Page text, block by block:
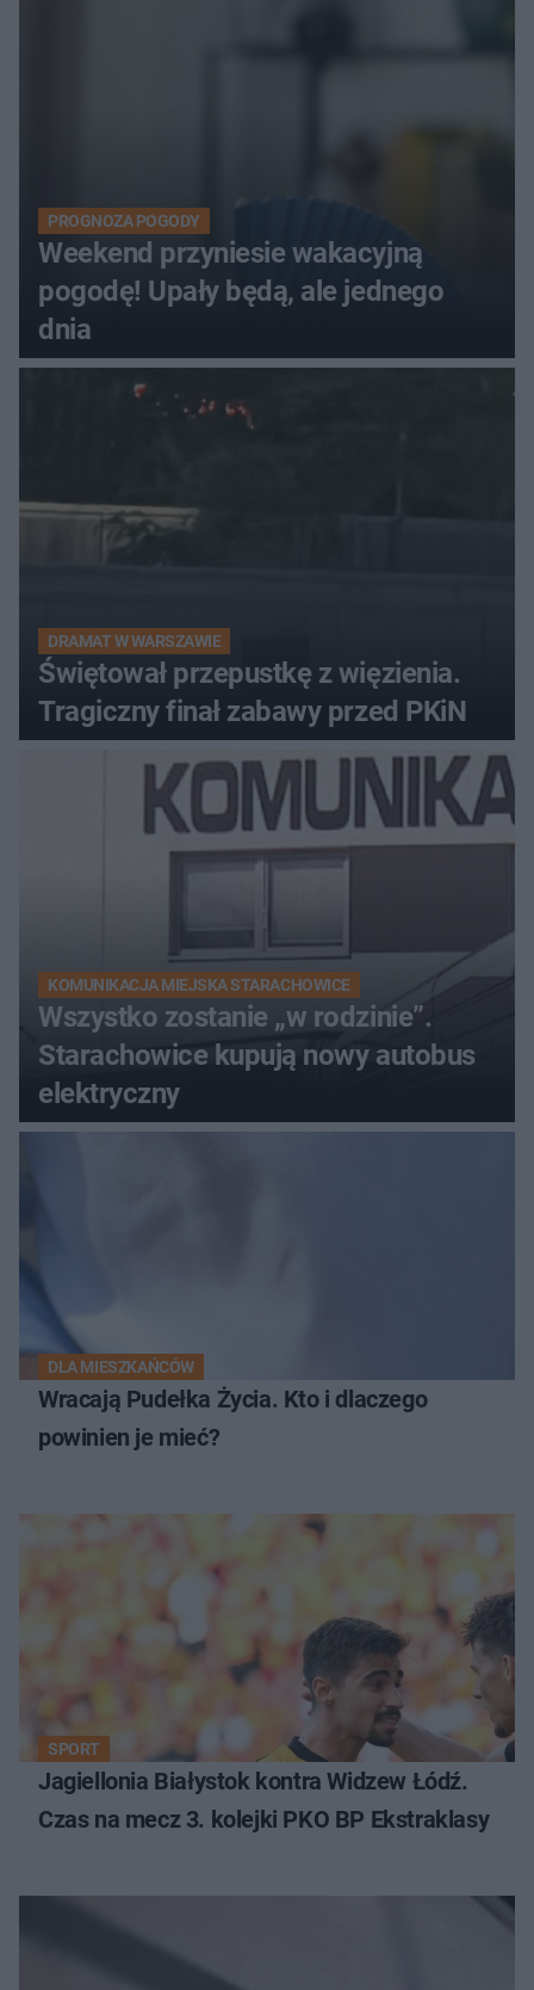
PROGNOZA POGODY
Weekend przyniesie wakacyjną
pogodę! Upały będą, ale jednego
dnia
DRAMAT W WARSZAWIE
Świętował przepustkę z więzienia.
Tragiczny finał zabawy przed PKiN
KOMUNIKACJA MIEJSKA STARACHOWICE
Wszystko zostanie „w rodzinie”.
Starachowice kupują nowy autobus
elektryczny
DLA MIESZKAŃCÓW
Wracają Pudełka Życia. Kto i dlaczego
powinien je mieć?
SPORT
Jagiellonia Białystok kontra Widzew Łódź.
Czas na mecz 3. kolejki PKO BP Ekstraklasy